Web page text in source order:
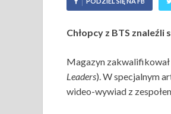
Chłopcy z BTS
Magazyn
Leaders). W specjalnym
wideo-wywiad z